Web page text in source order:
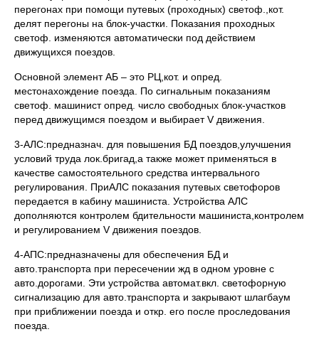
перегонах при помощи путевых (проходных) светоф.,кот.
делят перегоны на блок-участки. Показания проходных
светоф. изменяются автоматически под действием
движущихся поездов.
Основной элемент АБ – это РЦ,кот. и опред.
местонахождение поезда. По сигнальным показаниям
светоф. машинист опред. число свободных блок-участков
перед движущимся поездом и выбирает V движения.
3-АЛС:предназнач. для повышения БД поездов,улучшения
условий труда лок.бригад,а также может применяться в
качестве самостоятельного средства интервального
регулирования. ПриАЛС показания путевых светофоров
передается в кабину машиниста. Устройства АЛС
дополняются контролем бдительности машиниста,контролем
и регулированием V движения поездов.
4-АПС:предназначены для обеспечения БД и
авто.транспорта при пересечении жд в одном уровне с
авто.дорогами. Эти устройства автомат.вкл. светофорную
сигнализацию для авто.транспорта и закрывают шлагбаум
при приближении поезда и откр. его после проследования
поезда.